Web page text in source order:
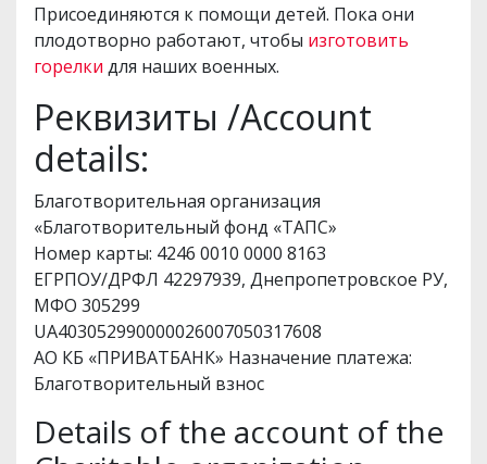
Присоединяются к помощи детей. Пока они
плодотворно работают, чтобы изготовить
горелки для наших военных.
Реквизиты /Account
details:
Благотворительная организация
«Благотворительный фонд «ТАПС»
Номер карты: 4246 0010 0000 8163
ЕГРПОУ/ДРФЛ 42297939, Днепропетровское РУ,
МФО 305299
UA403052990000026007050317608
АО КБ «ПРИВАТБАНК» Назначение платежа:
Благотворительный взнос
Details of the account of the